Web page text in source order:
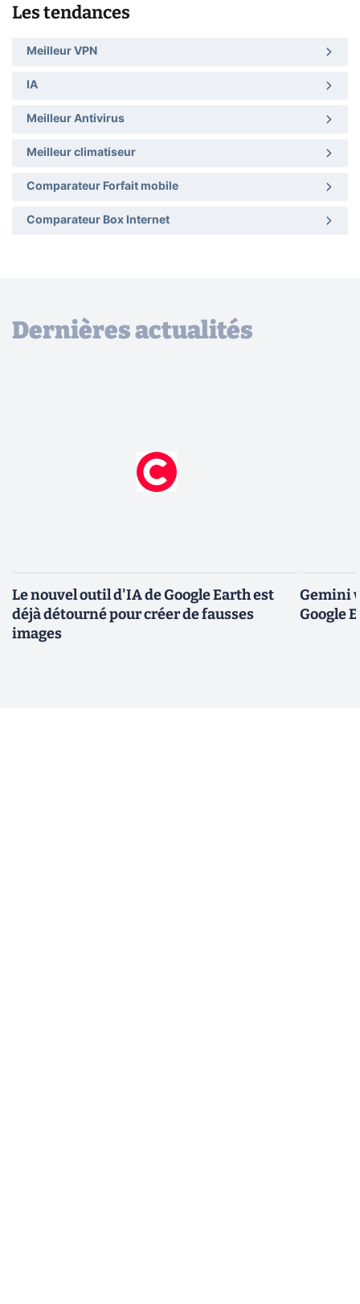
Les tendances
Meilleur VPN
IA
Meilleur Antivirus
Meilleur climatiseur
Comparateur Forfait mobile
Comparateur Box Internet
Dernières actualités
Le nouvel outil d'IA de Google Earth est
déjà détourné pour créer de fausses
images
Gemini
Google